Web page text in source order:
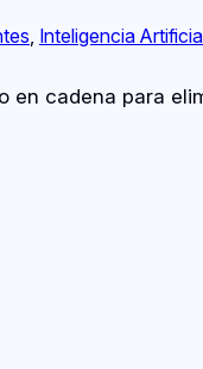
Inteligencia
en cadena para